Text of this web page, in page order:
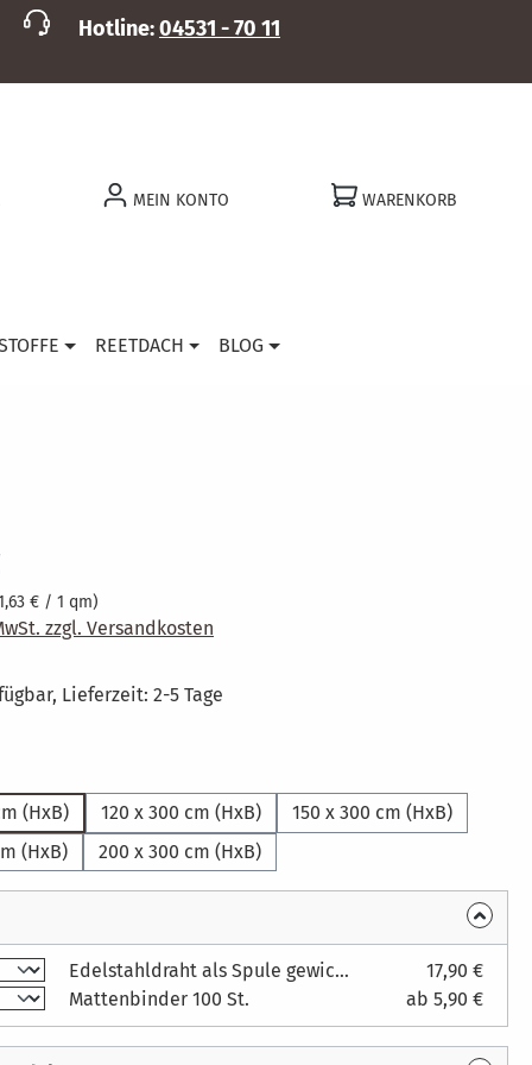
Hotline:04531 - 70 11
MEIN KONTO WARENKORB
REETDACH BLOG
€ / 1 qm)
zzgl. Versandkosten
Lieferzeit: 2-5 Tage
(HxB) 120 x 300 cm (HxB)
150 x 300 cm (HxB)
(HxB)
200 x 300 cm (HxB)
Edelstahldraht als Spule gewickelt, 500 Gramm
17,90 €
Mattenbinder 100 St.
ab 5,90 €